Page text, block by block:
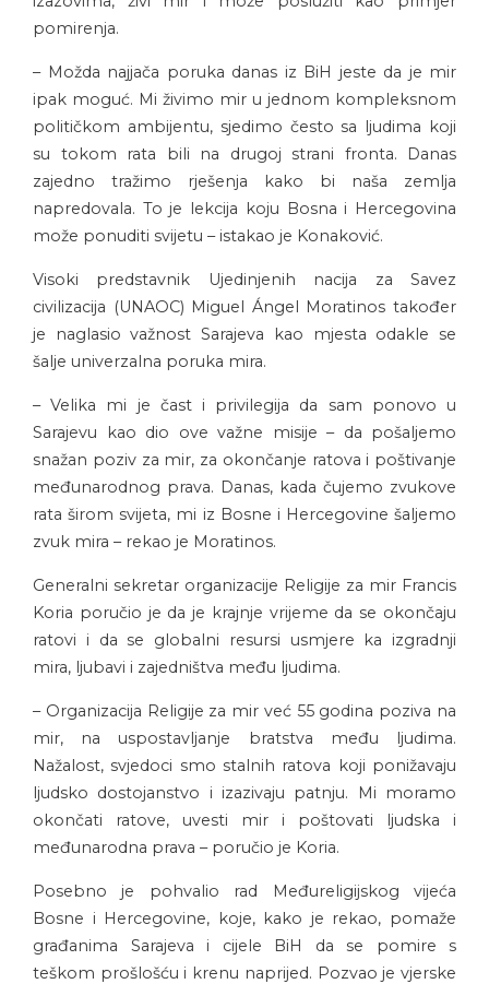
pomirenja.
– Možda najjača poruka danas iz BiH jeste da je mir
ipak moguć. Mi živimo mir u jednom kompleksnom
političkom ambijentu, sjedimo često sa ljudima koji
su tokom rata bili na drugoj strani fronta. Danas
zajedno tražimo rješenja kako bi naša zemlja
napredovala. To je lekcija koju Bosna i Hercegovina
može ponuditi svijetu – istakao je Konaković.
Visoki predstavnik Ujedinjenih nacija za Savez
civilizacija (UNAOC) Miguel Ángel Moratinos također
je naglasio važnost Sarajeva kao mjesta odakle se
šalje univerzalna poruka mira.
– Velika mi je čast i privilegija da sam ponovo u
Sarajevu kao dio ove važne misije – da pošaljemo
snažan poziv za mir, za okončanje ratova i poštivanje
međunarodnog prava. Danas, kada čujemo zvukove
rata širom svijeta, mi iz Bosne i Hercegovine šaljemo
zvuk mira – rekao je Moratinos.
Generalni sekretar organizacije Religije za mir Francis
Koria poručio je da je krajnje vrijeme da se okončaju
ratovi i da se globalni resursi usmjere ka izgradnji
mira, ljubavi i zajedništva među ljudima.
– Organizacija Religije za mir već 55 godina poziva na
mir, na uspostavljanje bratstva među ljudima.
Nažalost, svjedoci smo stalnih ratova koji ponižavaju
ljudsko dostojanstvo i izazivaju patnju. Mi moramo
okončati ratove, uvesti mir i poštovati ljudska i
međunarodna prava – poručio je Koria.
Posebno je pohvalio rad Međureligijskog vijeća
Bosne i Hercegovine, koje, kako je rekao, pomaže
građanima Sarajeva i cijele BiH da se pomire s
teškom prošlošću i krenu naprijed. Pozvao je vjerske